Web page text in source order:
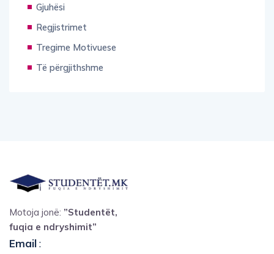
Gjuhësi
Regjistrimet
Tregime Motivuese
Të përgjithshme
Motoja jonë: ”Studentët,
fuqia e ndryshimit”
Email: